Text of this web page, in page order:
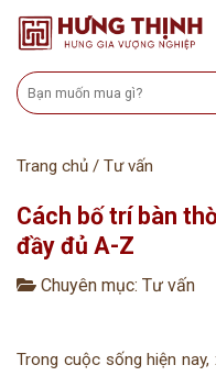
Skip
Tìm
kiếm:
Trang chủ / Tư vấn
Cách bố trí bàn
đầy đủ A-Z
Chuyên mục: Tư vấn
Trong cuộc sống hiện